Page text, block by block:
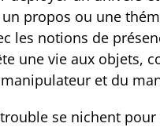
propos ou une
les notions de
une vie aux objets,
et du
se nichent